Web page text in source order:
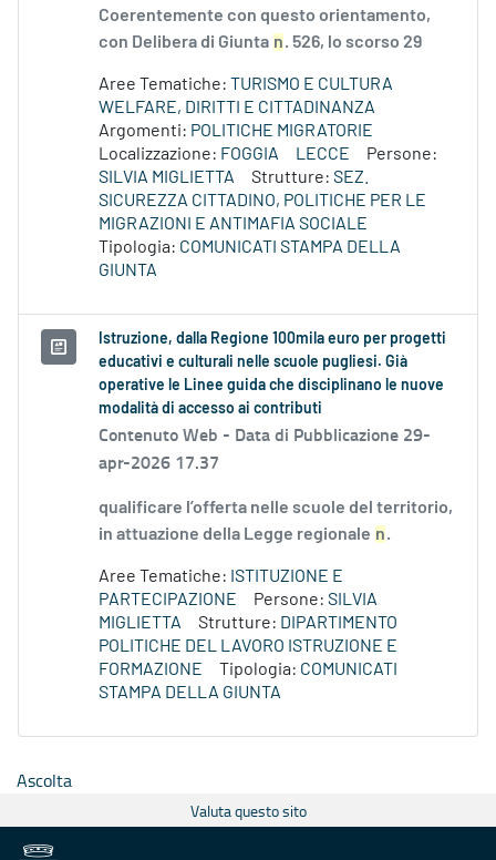
Coerentemente con questo orientamento,
con Delibera di Giunta n. 526, lo scorso 29
Aree Tematiche: TURISMO E CULTURA
WELFARE, DIRITTI E CITTADINANZA
Argomenti: POLITICHE MIGRATORIE
Localizzazione: FOGGIA LECCE
Persone:
SILVIA MIGLIETTA
Strutture: SEZ.
SICUREZZA CITTADINO, POLITICHE PER LE
MIGRAZIONI E ANTIMAFIA SOCIALE
Tipologia: COMUNICATI STAMPA DELLA
GIUNTA
Istruzione, dalla Regione 100mila euro per progetti
educativi e culturali nelle scuole pugliesi. Già
operative le Linee guida che disciplinano le nuove
modalità di accesso ai contributi
Contenuto Web - Data di Pubblicazione 29-
apr-2026 17.37
qualificare l’offerta nelle scuole del territorio,
in attuazione della Legge regionale n.
Aree Tematiche: ISTITUZIONE E
PARTECIPAZIONE
Persone: SILVIA
MIGLIETTA
Strutture: DIPARTIMENTO
POLITICHE DEL LAVORO ISTRUZIONE E
FORMAZIONE
Tipologia: COMUNICATI
STAMPA DELLA GIUNTA
Ascolta
Valuta questo sito